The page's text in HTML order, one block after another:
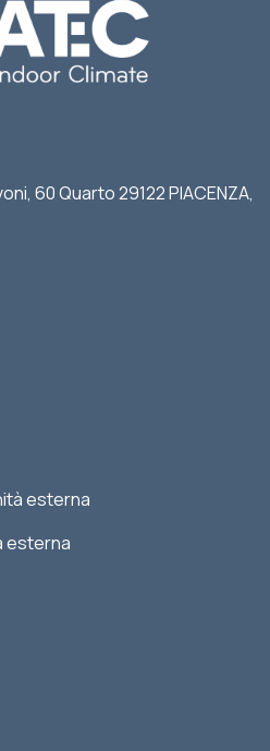
60 Quarto 29122 PIACENZA,
esterna
esterna